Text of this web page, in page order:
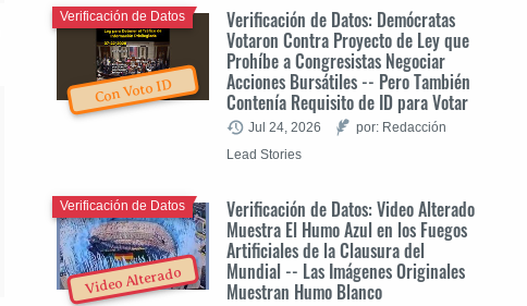
Con Voto ID
Verificación de Datos: Demócratas
Votaron Contra Proyecto de Ley que
Prohíbe a Congresistas Negociar
Acciones Bursátiles -- Pero También
Contenía Requisito de ID para Votar
Verificación de Datos
Jul 24, 2026
por: Redacción
Lead Stories
Video Alterado
Verificación de Datos: Video Alterado
Muestra El Humo Azul en los Fuegos
Artificiales de la Clausura del
Mundial -- Las Imágenes Originales
Muestran Humo Blanco
Verificación de Datos